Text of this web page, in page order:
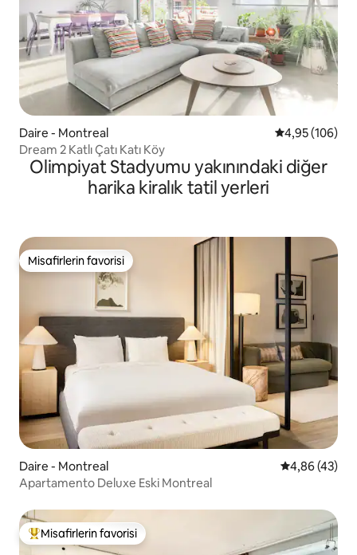
Daire - Montreal 5 üzerinden
4,95 (106)
Dream 2 Katlı Çatı Katı Köy
Olimpiyat Stadyumu yakınındaki diğer
harika kiralık tatil yerleri
Misafirlerin favorisi
Misafirlerin favorisi
Daire - Montreal 5 üzerinden
4,86 (43)
Apartamento Deluxe Eski Montreal
Misafirlerin favorilerinden en beğenilenler arasında
Misafirlerin favorisi